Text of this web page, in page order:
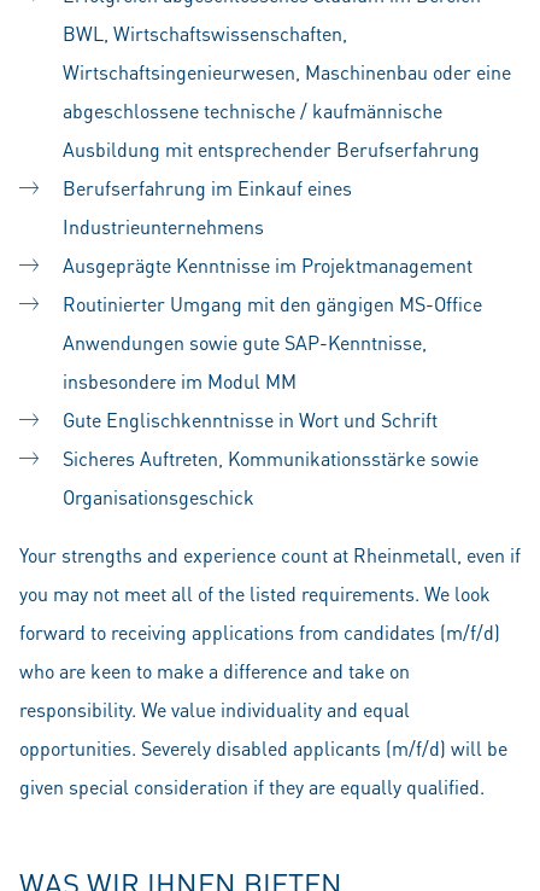
BWL, Wirtschaftswissenschaften,
Wirtschaftsingenieurwesen, Maschinenbau oder eine
abgeschlossene technische / kaufmännische
Ausbildung mit entsprechender Berufserfahrung
Berufserfahrung im Einkauf eines
Industrieunternehmens
Ausgeprägte Kenntnisse im Projektmanagement
Routinierter Umgang mit den gängigen MS-Office
Anwendungen sowie gute SAP-Kenntnisse,
insbesondere im Modul MM
Gute Englischkenntnisse in Wort und Schrift
Sicheres Auftreten, Kommunikationsstärke sowie
Organisationsgeschick
Your strengths and experience count at Rheinmetall, even if
you may not meet all of the listed requirements. We look
forward to receiving applications from candidates (m/f/d)
who are keen to make a difference and take on
responsibility. We value individuality and equal
opportunities. Severely disabled applicants (m/f/d) will be
given special consideration if they are equally qualified.
WAS WIR IHNEN BIETEN